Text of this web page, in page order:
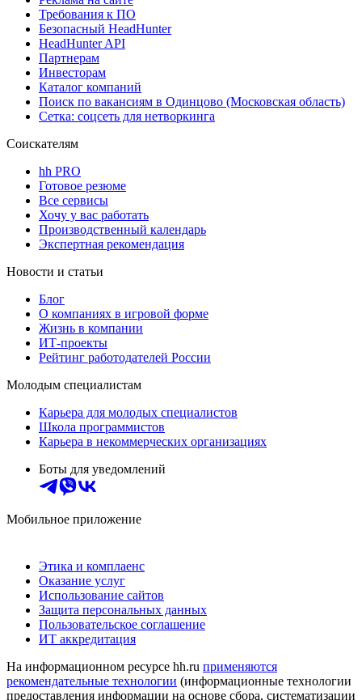
Требования к ПО
Безопасный HeadHunter
HeadHunter API
Партнерам
Инвесторам
Каталог компаний
Поиск по вакансиям в Одинцово (Московская область)
Сетка: соцсеть для нетворкинга
Соискателям
hh PRO
Готовое резюме
Все сервисы
Хочу у вас работать
Производственный календарь
Экспертная рекомендация
Новости и статьи
Блог
О компаниях в игровой форме
Жизнь в компании
ИТ-проекты
Рейтинг работодателей России
Молодым специалистам
Карьера для молодых специалистов
Школа программистов
Карьера в некоммерческих организациях
Боты для уведомлений
Мобильное приложение
Этика и комплаенс
Оказание услуг
Использование сайтов
Защита персональных данных
Пользовательское соглашение
ИТ аккредитация
На информационном ресурсе hh.ru применяются
рекомендательные технологии (информационные технологии
предоставления информации на основе сбора, систематизации